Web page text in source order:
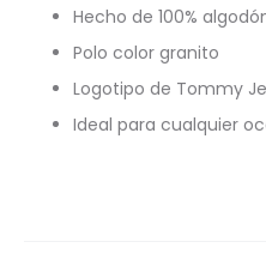
Hecho de 100%
Polo color granito
Logotipo de Tommy
Ideal para cualquier